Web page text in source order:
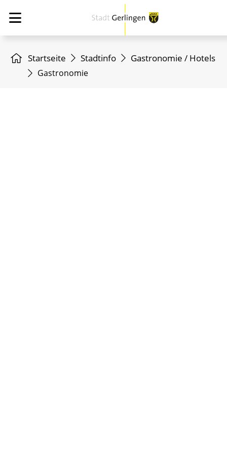
Startseite Stadtinfo Gastronomie / Hotels
Gastronomie